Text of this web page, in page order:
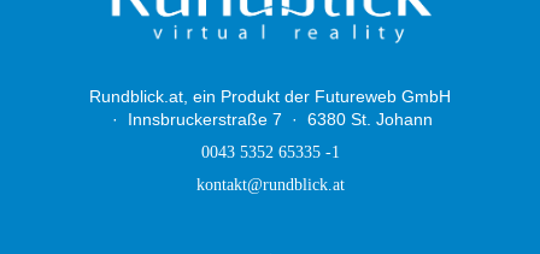
Rundblick.at, ein Produkt der Futureweb GmbH
Innsbruckerstraße 7
6380 St. Johann
0043 5352 65335 -1
kontakt@rundblick.at